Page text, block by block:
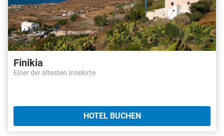
Finikia
Einer der ältesten Inselorte
HOTEL BUCHEN